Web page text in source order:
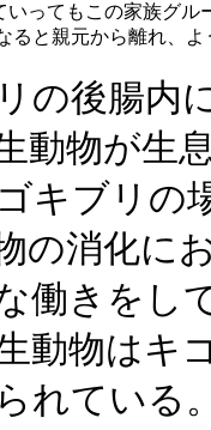
ってもこの家族グル
と親元から離れ、よ
の後腸内
動物が生
キブリの
の消化に
働きをし
動物はキ
れている